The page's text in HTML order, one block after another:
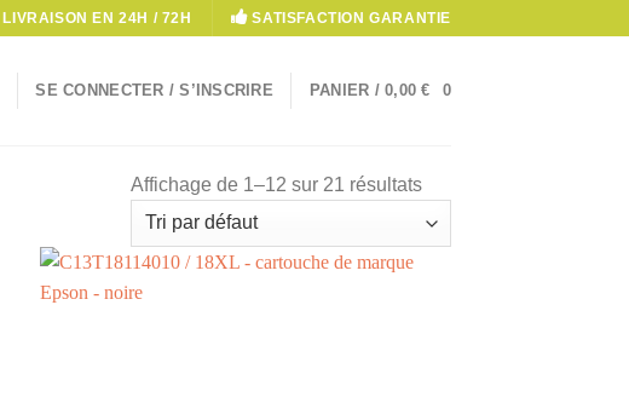
LIVRAISON EN 24H / 72H SATISFACTION GARANTIE
SE CONNECTER / S’INSCRIRE PANIER /0,00€ 0
Affichage de 1–12 sur 21 résultats